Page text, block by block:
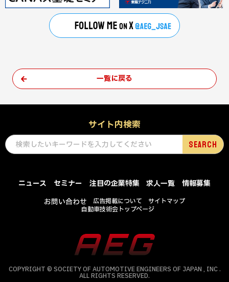
一覧に戻る
サイト内検索
ニュース セミナー 注目の企業特集 求人一覧
情報募集
お問い合わせ
広告掲載について
サイトマップ
自動車技術会トップページ
COPYRIGHT © SOCIETY OF AUTOMOTIVE ENGINEERS OF JAPAN , INC .
ALL RIGHTS RESERVED.